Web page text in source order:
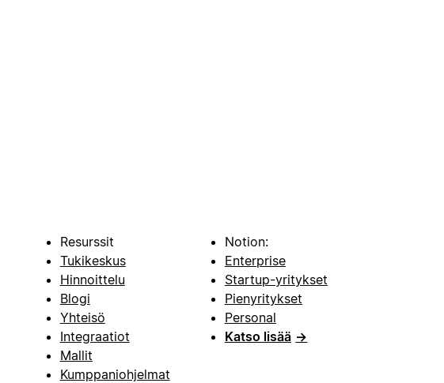
Resurssit
Tukikeskus
Hinnoittelu
Blogi
Yhteisö
Integraatiot
Mallit
Kumppaniohjelmat
Notion:
Enterprise
Startup-yritykset
Pienyritykset
Personal
Katso lisää →